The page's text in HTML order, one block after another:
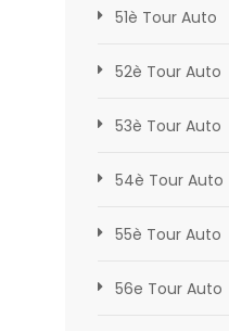
51è Tour Auto
52è Tour Auto
53è Tour Auto
54è Tour Auto
55è Tour Auto
56e Tour Auto